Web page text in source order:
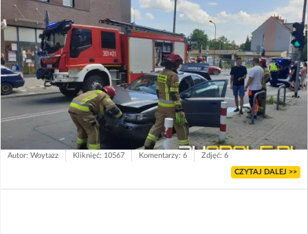
Autor: Woytazz Kliknięć: 10567 Komentarzy: 6 Zdjęć: 6
CZYTAJ DALEJ >>